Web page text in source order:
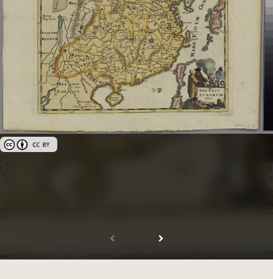
創用CC姓名標示 3.0 台灣及其後版本(CC BY 3.0 TW +)